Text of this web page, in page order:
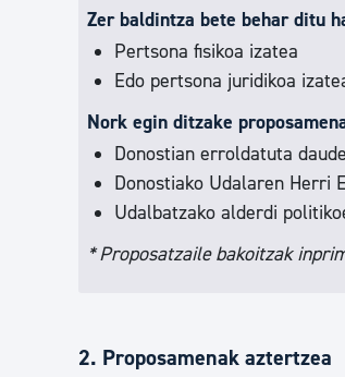
Zer baldintza bete behar ditu
Pertsona fisikoa izatea
Edo pertsona juridikoa
Nork egin ditzake
Donostian erroldatuta
Donostiako Udalaren Herri
Udalbatzako alderdi
* Proposatzaile bakoitzak
2. Proposamenak aztertzea